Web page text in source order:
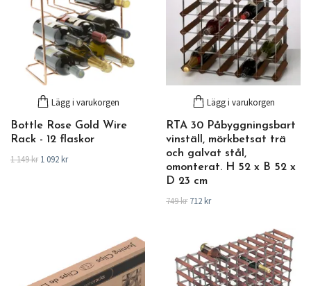
Lägg i varukorgen
Bottle Rose Gold Wire
Rack - 12 flaskor
1 149 kr 1 092 kr
Lägg i varukorgen
RTA 30 Påbyggningsbart
vinställ, mörkbetsat trä
och galvat stål,
omonterat. H 52 x B 52 x
D 23 cm
749 kr 712 kr